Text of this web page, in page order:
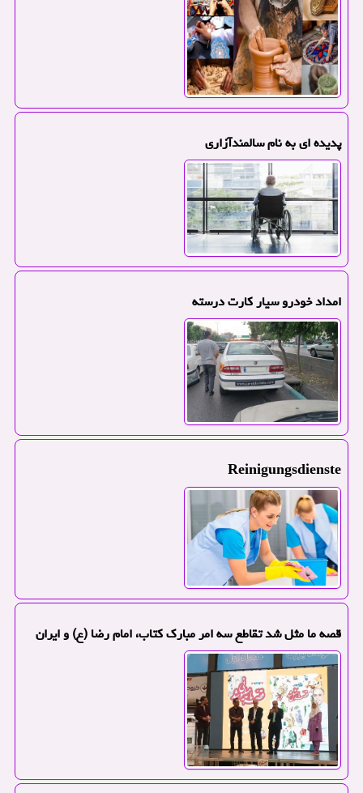
پدیده ای به نام سالمندآزاری
امداد خودرو سیار کارت درسته
Reinigungsdienste
قصه ما مثل شد تقاطع سه امر مبارک کتاب، امام رضا (ع) و ایران